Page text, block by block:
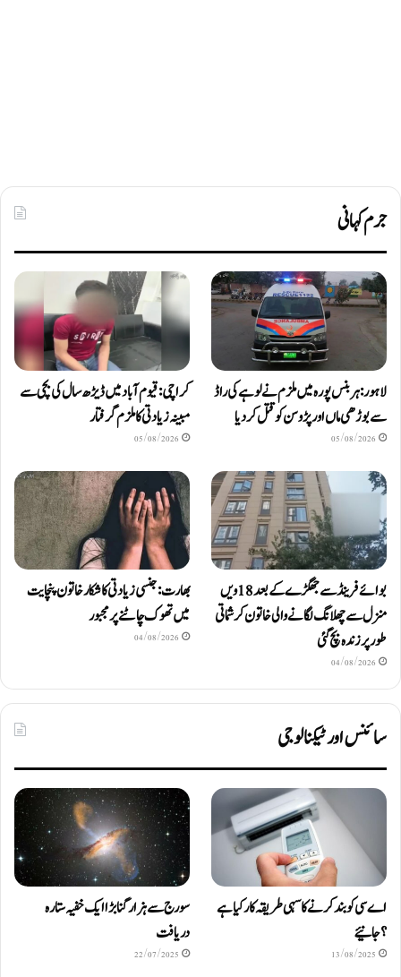
جرم کہانی
لاہور: ہربنس پورہ میں ملزم نے لوہے کی راڈ
سے بوڑھی ماں اور پڑوسن کو قتل کر دیا
05/08/2026
کراچی: قیوم آباد میں ڈیڑھ سال کی بچی سے
مبینہ زیادتی کا ملزم گرفتار
05/08/2026
بوائے فرینڈ سے جھگڑے کے بعد 18 ویں
منزل سے چھلانگ لگانے والی خاتون کرشماتی
طور پر زندہ بچ گئی
04/08/2026
بھارت: جنسی زیادتی کا شکار خاتون پنچایت
میں تھوک چاٹنے پر مجبور
04/08/2026
سائنس اور ٹیکنالوجی
اے سی کو بند کرنے کا سہی طریقہ کار کیا ہے
؟ جانیئے
13/08/2025
سورج سے ہزار گنا بڑا ایک خفیہ ستارہ
دریافت
22/07/2025